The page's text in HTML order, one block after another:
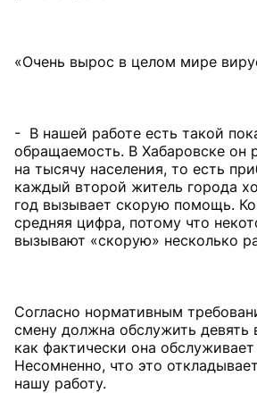
«Очень вырос в целом мире
- В нашей работе есть такой
обращаемость. В Хабаровске он
на тысячу населения, то есть
каждый второй житель города
год вызывает скорую помощь.
средняя цифра, потому что
вызывают «скорую» несколько
Согласно нормативным
смену должна обслужить девять
как фактически она обслуживает
Несомненно, что это
нашу работу.